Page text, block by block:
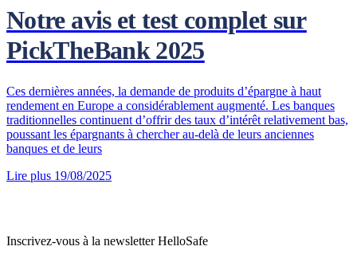
Notre avis et test complet sur
PickTheBank 2025
Ces dernières années, la demande de produits d’épargne à haut
rendement en Europe a considérablement augmenté. Les banques
traditionnelles continuent d’offrir des taux d’intérêt relativement bas,
poussant les épargnants à chercher au-delà de leurs anciennes
banques et de leurs
Lire plus 19/08/2025
Inscrivez-vous à la newsletter HelloSafe